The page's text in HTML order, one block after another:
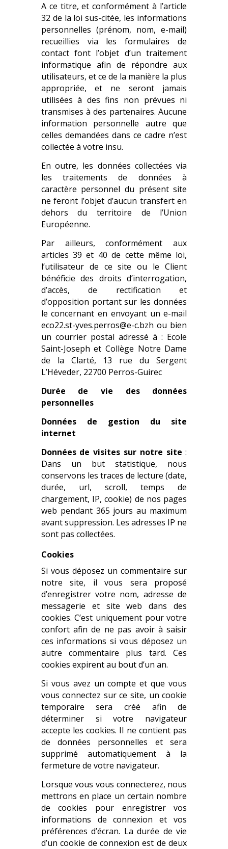
A ce titre, et conformément à l’article
32 de la loi sus-citée, les informations
personnelles (prénom, nom, e-mail)
recueillies via les formulaires de
contact font l’objet d’un traitement
informatique afin de répondre aux
utilisateurs, et ce de la manière la plus
appropriée, et ne seront jamais
utilisées à des fins non prévues ni
transmises à des partenaires. Aucune
information personnelle autre que
celles demandées dans ce cadre n’est
collectée à votre insu.
En outre, les données collectées via
les traitements de données à
caractère personnel du présent site
ne feront l’objet d’aucun transfert en
dehors du territoire de l’Union
Européenne.
Par ailleurs, conformément aux
articles 39 et 40 de cette même loi,
l’utilisateur de ce site ou le Client
bénéficie des droits d’interrogation,
d’accès, de rectification et
d’opposition portant sur les données
le concernant en envoyant un e-mail
eco22.st-yves.perros@e-c.bzh ou bien
un courrier postal adressé à : Ecole
Saint-Joseph et Collège Notre Dame
de la Clarté, 13 rue du Sergent
L’Héveder, 22700 Perros-Guirec
Durée de vie des données
personnelles
Données de gestion du site
internet
Données de visites sur notre site :
Dans un but statistique, nous
conservons les traces de lecture (date,
durée, url, scroll, temps de
chargement, IP, cookie) de nos pages
web pendant 365 jours au maximum
avant suppression. Les adresses IP ne
sont pas collectées.
Cookies
Si vous déposez un commentaire sur
notre site, il vous sera proposé
d’enregistrer votre nom, adresse de
messagerie et site web dans des
cookies. C’est uniquement pour votre
confort afin de ne pas avoir à saisir
ces informations si vous déposez un
autre commentaire plus tard. Ces
cookies expirent au bout d’un an.
Si vous avez un compte et que vous
vous connectez sur ce site, un cookie
temporaire sera créé afin de
déterminer si votre navigateur
accepte les cookies. Il ne contient pas
de données personnelles et sera
supprimé automatiquement à la
fermeture de votre navigateur.
Lorsque vous vous connecterez, nous
mettrons en place un certain nombre
de cookies pour enregistrer vos
informations de connexion et vos
préférences d’écran. La durée de vie
d’un cookie de connexion est de deux